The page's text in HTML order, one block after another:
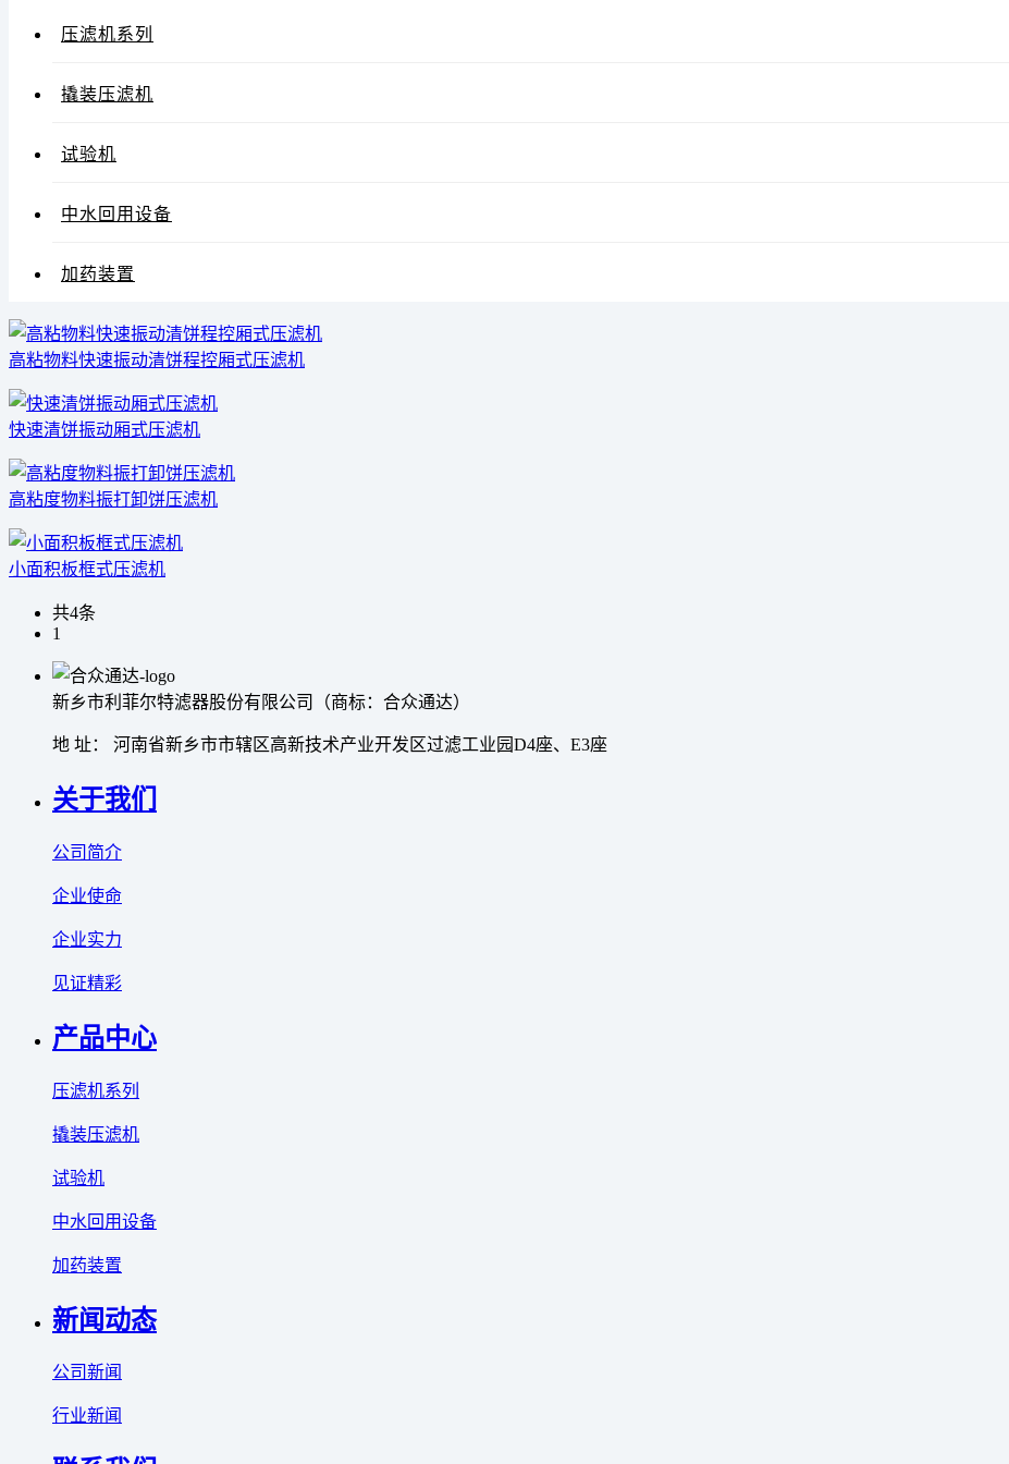
压滤机系列
撬装压滤机
试验机
中水回用设备
加药装置
高粘物料快速振动清饼程控厢式压滤机
快速清饼振动厢式压滤机
高粘度物料振打卸饼压滤机
小面积板框式压滤机
共4条
1
新乡市利菲尔特滤器股份有限公司（商标：合众通达）
地 址： 河南省新乡市市辖区高新技术产业开发区过滤工业园D4座、E3座
关于我们
公司简介
企业使命
企业实力
见证精彩
产品中心
压滤机系列
撬装压滤机
试验机
中水回用设备
加药装置
新闻动态
公司新闻
行业新闻